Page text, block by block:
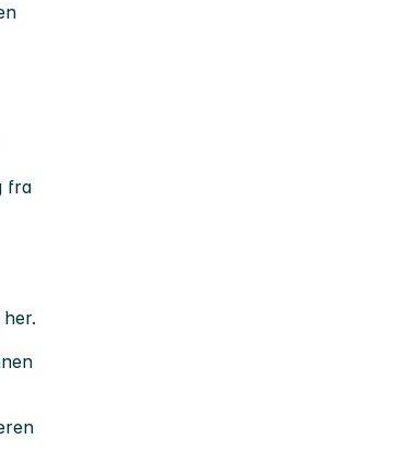
fra